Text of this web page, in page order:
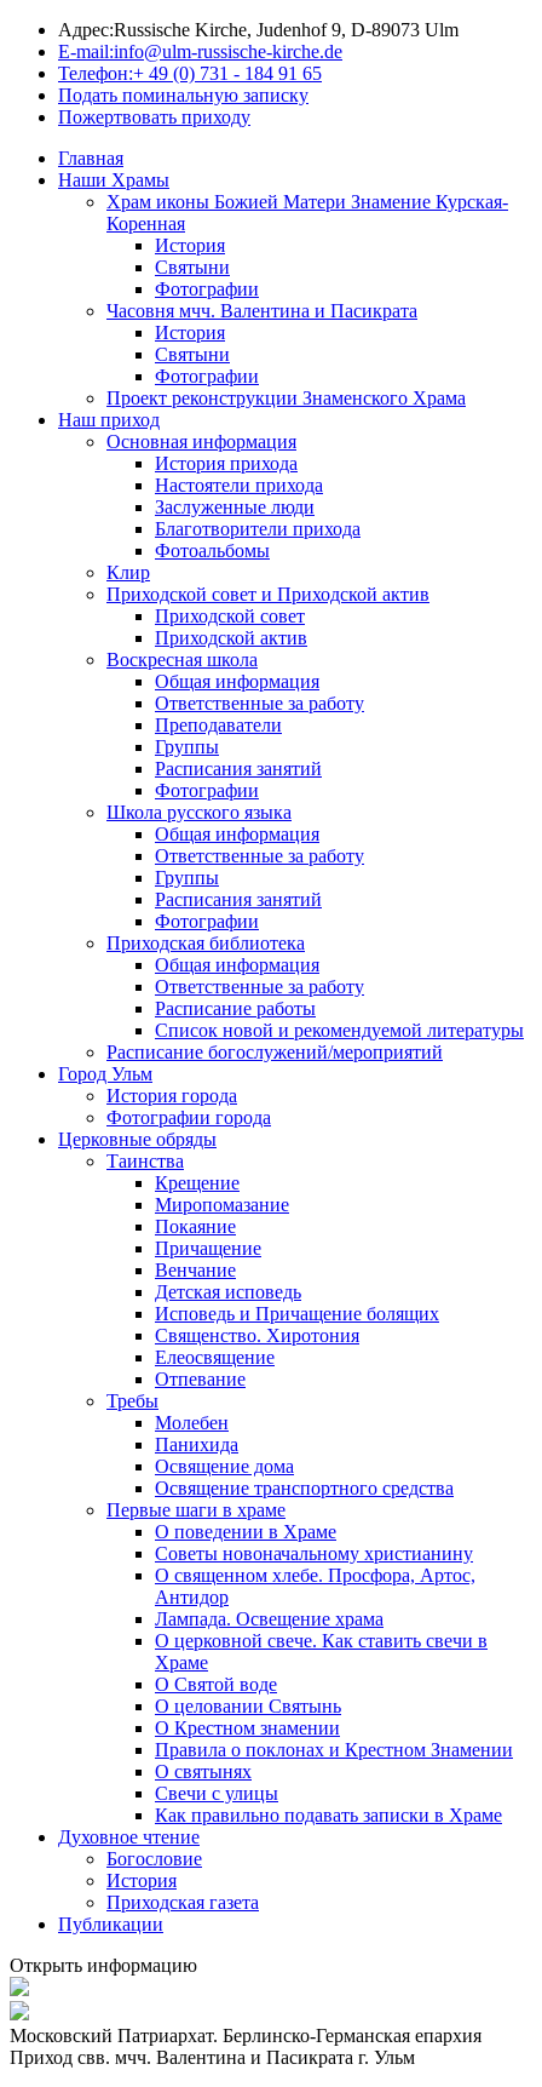
Адрес:Russische Kirche, Judenhof 9, D-89073 Ulm
E-mail:info@ulm-russische-kirche.de
Телефон:+ 49 (0) 731 - 184 91 65
Подать поминальную записку
Пожертвовать приходу
Главная
Наши Храмы
Храм иконы Божией Матери Знамение Курская-
Коренная
История
Святыни
Фотографии
Часовня мчч. Валентина и Пасикрата
История
Святыни
Фотографии
Проект реконструкции Знаменского Храма
Наш приход
Основная информация
История прихода
Настоятели прихода
Заслуженные люди
Благотворители прихода
Фотоальбомы
Клир
Приходской совет и Приходской актив
Приходской совет
Приходской актив
Воскресная школа
Общая информация
Ответственные за работу
Преподаватели
Группы
Расписания занятий
Фотографии
Школа русского языка
Общая информация
Ответственные за работу
Группы
Расписания занятий
Фотографии
Приходская библиотека
Общая информация
Ответственные за работу
Расписание работы
Список новой и рекомендуемой литературы
Расписание богослужений/мероприятий
Город Ульм
История города
Фотографии города
Церковные обряды
Таинства
Крещение
Миропомазание
Покаяние
Причащение
Венчание
Детская исповедь
Исповедь и Причащение болящих
Священство. Хиротония
Елеосвящение
Отпевание
Требы
Молебен
Панихида
Освящение дома
Освящение транспортного средства
Первые шаги в храме
О поведении в Храме
Советы новоначальному христианину
О священном хлебе. Просфора, Артос,
Антидор
Лампада. Освещение храма
О церковной свече. Как ставить свечи в
Храме
О Святой воде
О целовании Святынь
О Крестном знамении
Правила о поклонах и Крестном Знамении
О святынях
Свечи с улицы
Как правильно подавать записки в Храме
Духовное чтение
Богословие
История
Приходская газета
Публикации
Открыть информацию
Московский Патриархат. Берлинско-Германская епархия
Приход свв. мчч. Валентина и Пасикрата г. Ульм